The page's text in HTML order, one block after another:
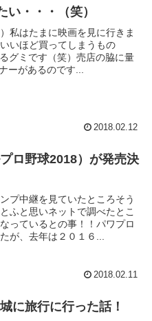
・・・（笑）
私はたまに映画を見に行きま
いほど買ってしまうもの
グミです（笑）売店の脇に量
ーがあるのです...
2018.02.12
ロ野球2018）が発売決
プ中継を見ていたところそう
ふと思いネットで調べたとこ
っているとの事！！パワプロ
が、去年は２０１６...
2018.02.11
に旅行に行った話！